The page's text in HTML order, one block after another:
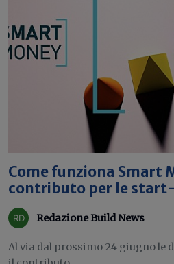
Come funziona Smart
contributo per le
Redazione Build News
Al via dal prossimo 24 giugno le